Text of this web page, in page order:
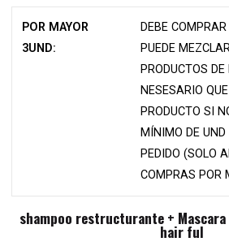
POR MAYOR
3UND:
DEBE
PUEDE
PRODUCTOS
NESESARIO
PRODUCTO SI
MÍNIMO DE
PEDIDO (SOLO
COMPRAS POR
shampoo restructurante +
hair ful